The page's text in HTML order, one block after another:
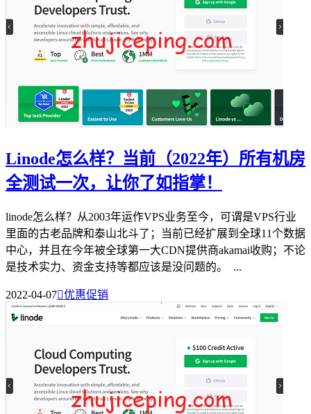
Linode怎么样？当前（2022年）所有机房
全测试一次，让你了如指掌！
linode怎么样？从2003年运作VPS业务至今，可谓是VPS行业
里面的古老品牌和泰山北斗了；当前已经扩展到全球11个数据
中心，并且在今年被全球第一大CDN提供商akamai收购；不论
是技术实力、资金支持等都应该是没问题的。 ...
2022-04-07优惠促销